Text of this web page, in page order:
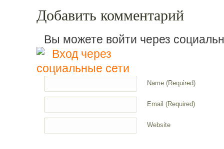
Добавить комментарий
Вы можете войти через
Name (Required)
Email (Required)
Website